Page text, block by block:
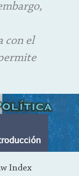
con el
Index